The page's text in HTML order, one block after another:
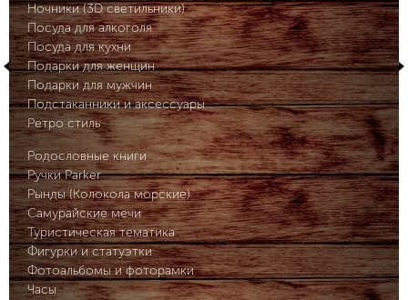
Ночники (3D светильники)
Посуда для алкоголя
Посуда для кухни
Подарки для женщин
Подарки для мужчин
Подстаканники и аксессуары
Ретро стиль
Родословные книги
Ручки Parker
Рынды (Колокола морские)
Самурайские мечи
Туристическая тематика
Фигурки и статуэтки
Фотоальбомы и фоторамки
Часы